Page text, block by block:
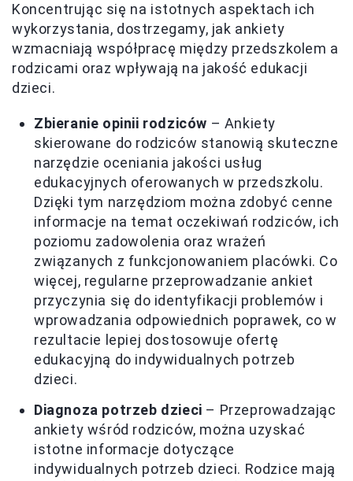
Koncentrując się na istotnych aspektach ich
wykorzystania, dostrzegamy, jak ankiety
wzmacniają współpracę między przedszkolem a
rodzicami oraz wpływają na jakość edukacji
dzieci.
Zbieranie opinii rodziców – Ankiety
skierowane do rodziców stanowią skuteczne
narzędzie oceniania jakości usług
edukacyjnych oferowanych w przedszkolu.
Dzięki tym narzędziom można zdobyć cenne
informacje na temat oczekiwań rodziców, ich
poziomu zadowolenia oraz wrażeń
związanych z funkcjonowaniem placówki. Co
więcej, regularne przeprowadzanie ankiet
przyczynia się do identyfikacji problemów i
wprowadzania odpowiednich poprawek, co w
rezultacie lepiej dostosowuje ofertę
edukacyjną do indywidualnych potrzeb
dzieci.
Diagnoza potrzeb dzieci – Przeprowadzając
ankiety wśród rodziców, można uzyskać
istotne informacje dotyczące
indywidualnych potrzeb dzieci. Rodzice mają